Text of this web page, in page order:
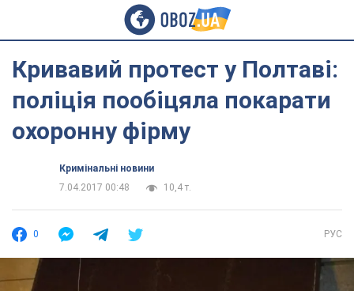
Кривавий протест у Полтаві:
поліція пообіцяла покарати
охоронну фірму
Кримінальні новини
7.04.2017 00:48
10,4 т.
0 РУС